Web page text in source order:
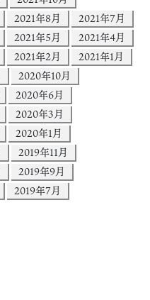
2021年8月
2021年7月
2021年5月
2021年4月
2021年2月
2021年1月
2020年10月
2020年6月
2020年3月
2020年1月
2019年11月
2019年9月
2019年7月